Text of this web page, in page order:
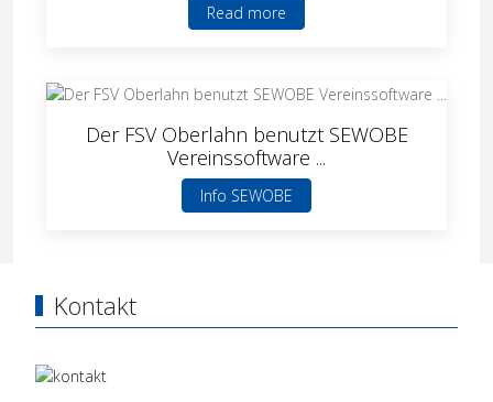
Read more
Der FSV Oberlahn benutzt SEWOBE
Vereinssoftware ...
Info SEWOBE
Kontakt